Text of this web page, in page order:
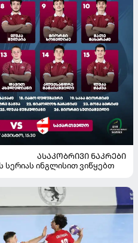
ᲐᲡᲐᲙᲝᲑᲠᲘᲕᲘ ᲜᲐᲙᲠᲔᲑᲘ
სერიას ინგლისით ვიწყებთ